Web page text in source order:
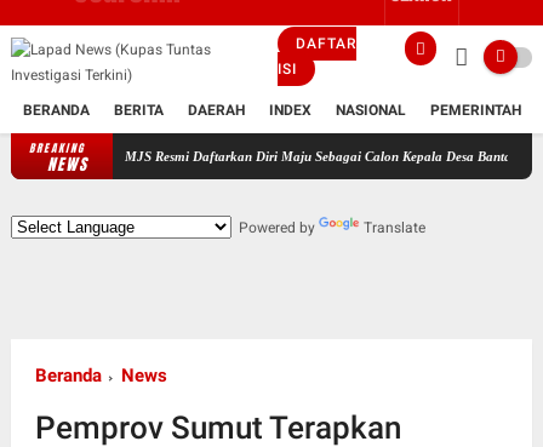
DAFTAR
ISI
BERANDA BERITA DAERAH INDEX NASIONAL PEMERINTAH
BREAKING
NEWS
MJS Resmi Daftarkan Diri Maju Sebagai Calon Kepala Desa Bantarsari Priode
Powered by Translate
Beranda News
Pemprov Sumut Terapkan